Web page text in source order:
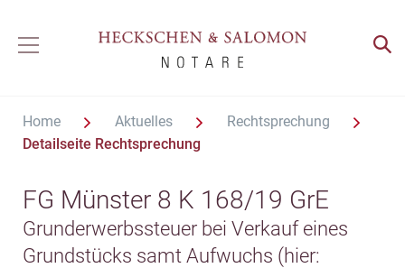
Home Aktuelles
Rechtsprechung
Detailseite Rechtsprechung
FG Münster 8 K 168/19 GrE
Grunderwerbssteuer bei Verkauf eines
Grundstücks samt Aufwuchs (hier: